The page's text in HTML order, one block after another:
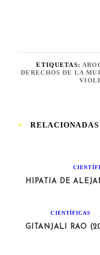
ETIQUETAS:
DERECHOS DE LA
RELACIONADAS
HIPATIA DE
CIENTÍFICAS
GITANJALI RAO